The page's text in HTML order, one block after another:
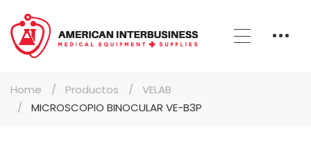
Home Productos
VELAB
MICROSCOPIO BINOCULAR VE-B3P